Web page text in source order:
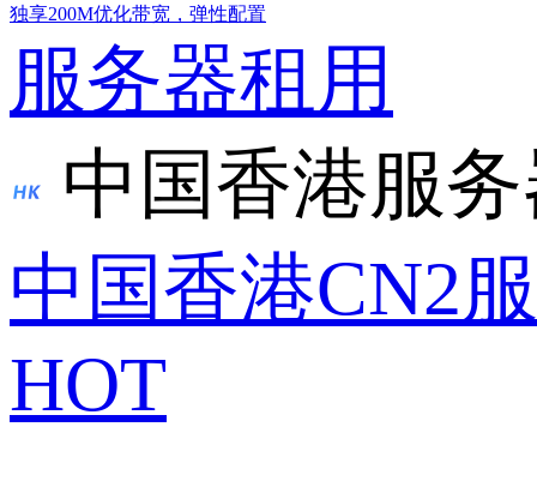
独享200M优化带宽，弹性配置
服务器租用
中国香港服
中国香港CN2
HOT